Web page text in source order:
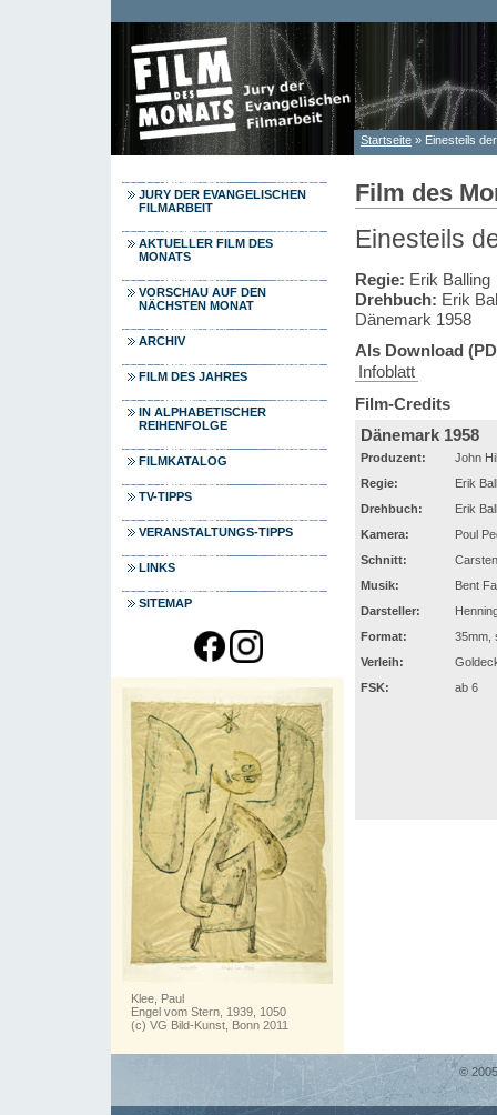
Sie sind hier
Startseite » Einesteils
JURY DER EVANGELISCHEN
FILMARBEIT
AKTUELLER FILM DES
MONATS
VORSCHAU AUF DEN
NÄCHSTEN MONAT
ARCHIV
FILM DES JAHRES
IN ALPHABETISCHER
REIHENFOLGE
FILMKATALOG
TV-TIPPS
VERANSTALTUNGS-TIPPS
LINKS
SITEMAP
Klee, Paul
Engel vom Stern, 1939, 1050
(c) VG Bild-Kunst, Bonn 2011
Film des
Einesteils
Regie: Erik Balling
Drehbuch: Erik
Dänemark 1958
Als Download
Infoblatt
Film-Credits
Dänemark 1958
Produzent:
John
Regie:
Erik
Drehbuch:
Erik
Kamera:
Poul
Schnitt:
Musik:
Bent
Darsteller:
Format:
35mm,
Verleih:
FSK:
ab 6
©